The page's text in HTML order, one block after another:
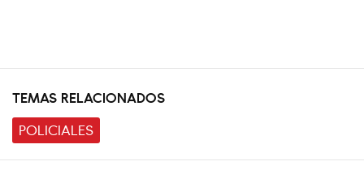
TEMAS RELACIONADOS
POLICIALES